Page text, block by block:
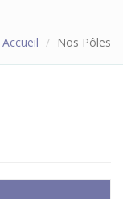
Accueil Nos Pôles